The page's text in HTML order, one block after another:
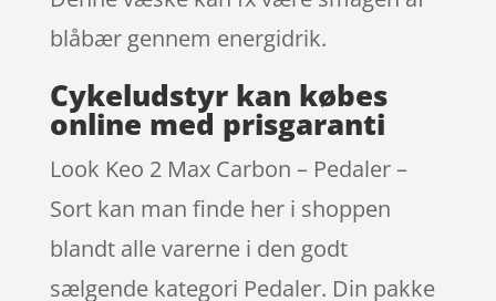
blåbær gennem energidrik.
Cykeludstyr kan købes
online med prisgaranti
Look Keo 2 Max Carbon – Pedaler –
Sort kan man finde her i shoppen
blandt alle varerne i den godt
sælgende kategori Pedaler. Din pakke